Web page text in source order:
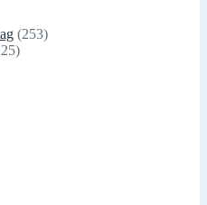
(253)